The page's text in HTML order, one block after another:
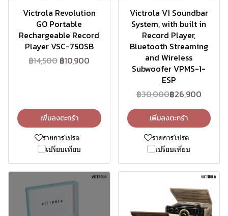
Victrola Revolution
GO Portable
Rechargeable Record
Player VSC-750SB
฿14,500฿10,900
เพิ่มลงตะกร้า
รายการโปรด
เปรียบเทียบ
Victrola V1 Soundbar
System, with built in
Record Player,
Bluetooth Streaming
and Wireless
Subwoofer VPMS-1-
ESP
฿30,000฿26,900
เพิ่มลงตะกร้า
รายการโปรด
เปรียบเทียบ